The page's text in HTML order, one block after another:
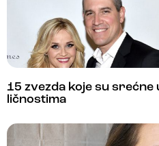
15 zvezda koje su srećne
ličnostima